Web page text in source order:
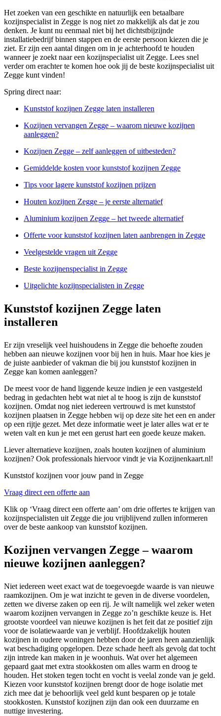
Het zoeken van een geschikte en natuurlijk een betaalbare
kozijnspecialist in Zegge is nog niet zo makkelijk als dat je zou
denken. Je kunt nu eenmaal niet bij het dichtstbijzijnde
installatiebedrijf binnen stappen en de eerste persoon kiezen die je
ziet. Er zijn een aantal dingen om in je achterhoofd te houden
wanneer je zoekt naar een kozijnspecialist uit Zegge. Lees snel
verder om erachter te komen hoe ook jij de beste kozijnspecialist uit
Zegge kunt vinden!
Spring direct naar:
Kunststof kozijnen Zegge laten installeren
Kozijnen vervangen Zegge – waarom nieuwe kozijnen
aanleggen?
Kozijnen Zegge – zelf aanleggen of uitbesteden?
Gemiddelde kosten voor kunststof kozijnen Zegge
Tips voor lagere kunststof kozijnen prijzen
Houten kozijnen Zegge – je eerste alternatief
Aluminium kozijnen Zegge – het tweede alternatief
Offerte voor kunststof kozijnen laten aanbrengen in Zegge
Veelgestelde vragen uit Zegge
Beste kozijnenspecialist in Zegge
Uitgelichte kozijnspecialisten in Zegge
Kunststof kozijnen Zegge laten
installeren
Er zijn vreselijk veel huishoudens in Zegge die behoefte zouden
hebben aan nieuwe kozijnen voor bij hen in huis. Maar hoe kies je
de juiste aanbieder of vakman die bij jou kunststof kozijnen in
Zegge kan komen aanleggen?
De meest voor de hand liggende keuze indien je een vastgesteld
bedrag in gedachten hebt wat niet al te hoog is zijn de kunststof
kozijnen. Omdat nog niet iedereen vertrouwd is met kunststof
kozijnen plaatsen in Zegge hebben wij op deze site het een en ander
op een rijtje gezet. Met deze informatie weet je later alles wat er te
weten valt en kun je met een gerust hart een goede keuze maken.
Liever alternatieve kozijnen, zoals houten kozijnen of aluminium
kozijnen? Ook professionals hiervoor vindt je via Kozijnenkaart.nl!
Kunststof kozijnen voor jouw pand in Zegge
Vraag direct een offerte aan
Klik op ‘Vraag direct een offerte aan’ om drie offertes te krijgen van
kozijnspecialisten uit Zegge die jou vrijblijvend zullen informeren
over de beste aankoop van kunststof kozijnen.
Kozijnen vervangen Zegge – waarom
nieuwe kozijnen aanleggen?
Niet iedereen weet exact wat de toegevoegde waarde is van nieuwe
raamkozijnen. Om je wat inzicht te geven in de diverse voordelen,
zetten we diverse zaken op een rij. Je wilt namelijk wel zeker weten
waarom kozijnen vervangen in Zegge zo’n geschikte keuze is. Het
grootste voordeel van nieuwe kozijnen is het feit dat ze positief zijn
voor de isolatiewaarde van je verblijf. Hoofdzakelijk houten
kozijnen in oudere woningen hebben door de jaren heen aanzienlijk
wat beschadiging opgelopen. Deze schade heeft als gevolg dat tocht
zijn intrede kan maken in je woonhuis. Wat over het algemeen
gepaard gaat met extra stookkosten om alles warm en droog te
houden. Het stoken tegen tocht en vocht is veelal zonde van je geld.
Kiezen voor kunststof kozijnen brengt door de hoge isolatie met
zich mee dat je behoorlijk veel geld kunt besparen op je totale
stookkosten. Kunststof kozijnen zijn dan ook een duurzame en
nuttige investering.